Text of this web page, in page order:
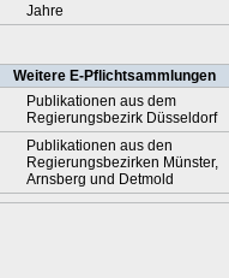
Jahre
Weitere E-Pflichtsammlungen
Publikationen aus dem
Regierungsbezirk Düsseldorf
Publikationen aus den
Regierungsbezirken Münster,
Arnsberg und Detmold